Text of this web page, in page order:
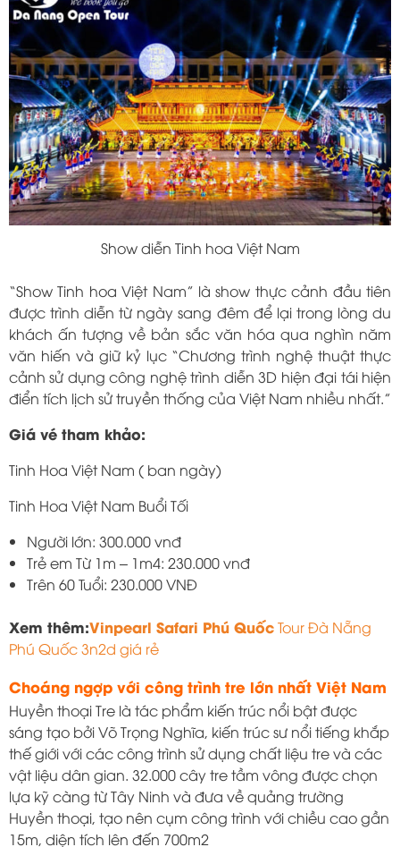
Show diễn Tinh hoa Việt Nam
“Show Tinh hoa Việt Nam” là show thực cảnh đầu tiên
được trình diễn từ ngày sang đêm để lại trong lòng du
khách ấn tượng về bản sắc văn hóa qua nghìn năm
văn hiến và giữ kỷ lục “Chương trình nghệ thuật thực
cảnh sử dụng công nghệ trình diễn 3D hiện đại tái hiện
điển tích lịch sử truyền thống của Việt Nam nhiều nhất.”
Giá vé tham khảo:
Tinh Hoa Việt Nam ( ban ngày)
Tinh Hoa Việt Nam Buổi Tối
Người lớn: 300.000 vnđ
Trẻ em Từ 1m – 1m4: 230.000 vnđ
Trên 60 Tuổi: 230.000 VNĐ
Xem thêm:Vinpearl Safari Phú QuốcTour Đà Nẵng
Phú Quốc 3n2d giá rẻ
Choáng ngợp với công trình tre lớn nhất Việt Nam
Huyền thoại Tre là tác phẩm kiến trúc nổi bật được
sáng tạo bởi Võ Trọng Nghĩa, kiến trúc sư nổi tiếng khắp
thế giới với các công trình sử dụng chất liệu tre và các
vật liệu dân gian. 32.000 cây tre tầm vông được chọn
lựa kỹ càng từ Tây Ninh và đưa về quảng trường
Huyền thoại, tạo nên cụm công trình với chiều cao gần
15m, diện tích lên đến 700m2